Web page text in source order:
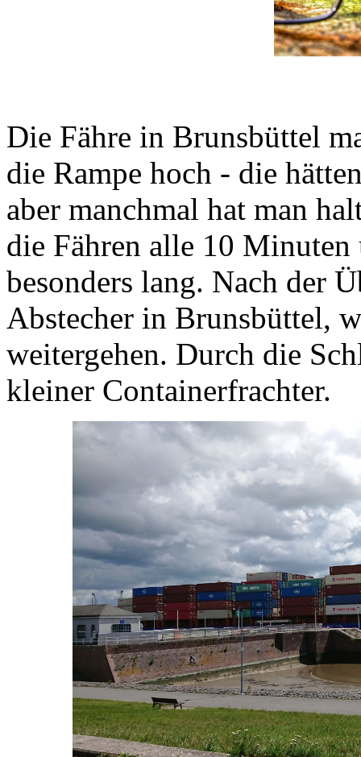
Die Fähre in Brunsbüttel
die Rampe hoch - die
aber manchmal hat man
die Fähren alle 10
besonders lang. Nach der
Abstecher in Brunsbüttel,
weitergehen. Durch die
kleiner Containerfrachter.